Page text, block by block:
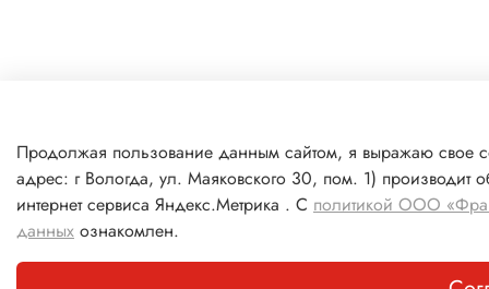
Продолжая пользование данным сайтом, я выражаю свое
адрес: г Вологда, ул. Маяковского 30, пом. 1) производит
интернет сервиса Яндекс.Метрика . С политикой ООО
данных ознакомлен.